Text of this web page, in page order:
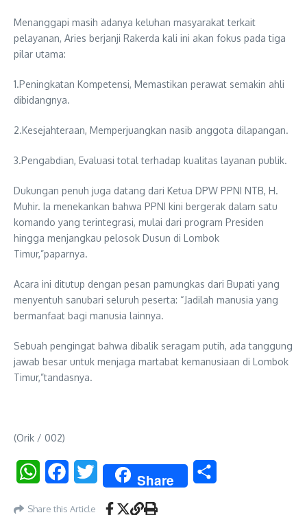
Menanggapi masih adanya keluhan masyarakat terkait
pelayanan, Aries berjanji Rakerda kali ini akan fokus pada tiga
pilar utama:
1.Peningkatan Kompetensi, Memastikan perawat semakin ahli
dibidangnya.
2.Kesejahteraan, Memperjuangkan nasib anggota dilapangan.
3.Pengabdian, Evaluasi total terhadap kualitas layanan publik.
Dukungan penuh juga datang dari Ketua DPW PPNI NTB, H.
Muhir. Ia menekankan bahwa PPNI kini bergerak dalam satu
komando yang terintegrasi, mulai dari program Presiden
hingga menjangkau pelosok Dusun di Lombok
Timur,”paparnya.
Acara ini ditutup dengan pesan pamungkas dari Bupati yang
menyentuh sanubari seluruh peserta: “Jadilah manusia yang
bermanfaat bagi manusia lainnya.
Sebuah pengingat bahwa dibalik seragam putih, ada tanggung
jawab besar untuk menjaga martabat kemanusiaan di Lombok
Timur,”tandasnya.
(Orik / 002)
WhatsAppFacebookTwitter Share
Share this Article